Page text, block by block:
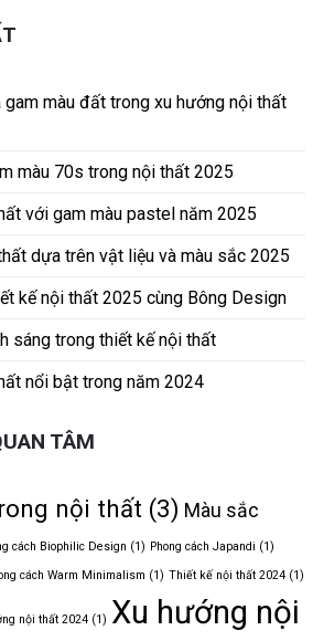
gam màu đất trong xu hướng nội thất
màu 70s trong nội thất 2025
với gam màu pastel năm 2025
dựa trên vật liệu và màu sắc 2025
kế nội thất 2025 cùng Bông Design
sáng trong thiết kế nội thất
nổi bật trong năm 2024
TÂM
nội thất (3) Màu sắc
cách Biophilic Design (1) Phong cách Japandi (1)
cách Warm Minimalism (1) Thiết kế nội thất 2024 (1)
nội thất 2024 (1) Xu hướng nội